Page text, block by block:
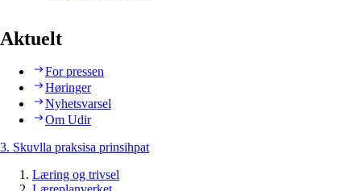
Aktuelt
For pressen
Høringer
Nyhetsvarsel
Om Udir
3. Skuvlla praksisa prinsihpat
Læring og trivsel